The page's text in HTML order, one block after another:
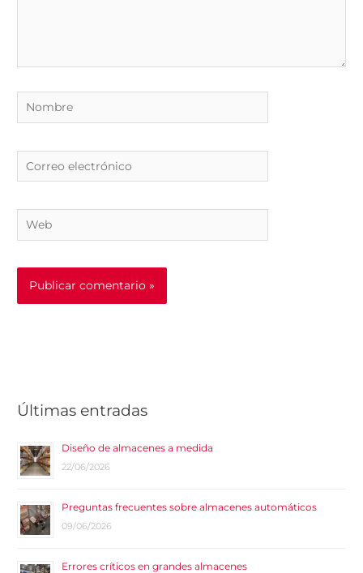
Nombre
Correo
electrónico
Web
Últimas entradas
Diseño de almacenes a medida
22/06/2026
Preguntas frecuentes sobre almacenes automáticos
09/06/2026
Errores críticos en grandes almacenes